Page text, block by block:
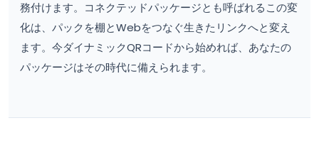
務付けます。コネクテッドパッケージとも呼ばれるこの変
化は、パックを棚とWebをつなぐ生きたリンクへと変え
ます。今ダイナミックQRコードから始めれば、あなたの
パッケージはその時代に備えられます。